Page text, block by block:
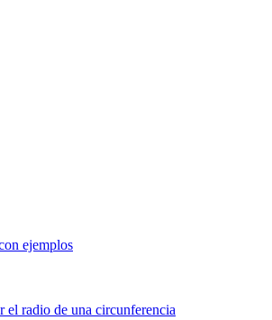
ejemplos
el radio de una circunferencia